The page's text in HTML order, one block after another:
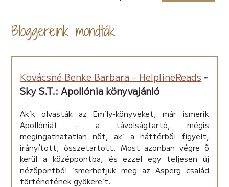
vár pusztulás?
megkent - nevezzük nevén! - maffiavezér? Nos, ezekre
a kérdésekre csak akkor kapsz választ, ha elolvasod a
Jó tanács: csak akkor kezdj bele, ha be is tudod fejezni!
Mert különben: lekésed, lemaradsz, kifut, odaég... Bár
még ez is megéri.
utálom a családregényeket! "
K. Kormos Noémi
Bloggereink mondták
Kovácsné Benke Barbara – HelplineReads -
Sky S.T.: Apollónia könyvajánló
Akik olvasták az Emily-könyveket, már ismerik
Apollóniát – a távolságtartó, mégis
megingathatatlan nőt, aki a háttérből figyelt,
irányított, összetartott. Most azonban végre ő
kerül a középpontba, és ezzel egy teljesen új
nézőpontból ismerhetjük meg az Asperg család
történetének gyökereit.